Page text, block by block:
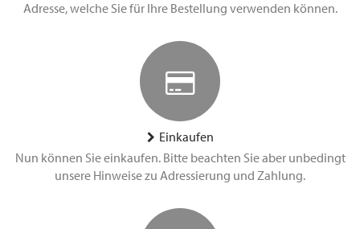
Adresse, welche Sie für Ihre Bestellung verwenden können.
Einkaufen
Nun können Sie einkaufen. Bitte beachten Sie aber unbedingt
unsere Hinweise zu Adressierung und Zahlung.